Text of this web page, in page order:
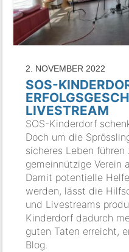
2. NOVEMBER 2022
SOS-
LIVESTREAM
SOS-Kinderdorf
Doch um die
sicheres Leben
gemeinnützige Verein
Damit potentielle
werden, lässt die
und Livestreams
Kinderdorf dadurch
guten Taten erreicht,
Blog.